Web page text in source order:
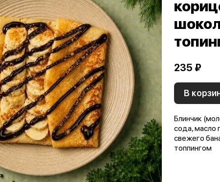
235 ₽
В
Блинчик
сода, масло
свежего
топпингом